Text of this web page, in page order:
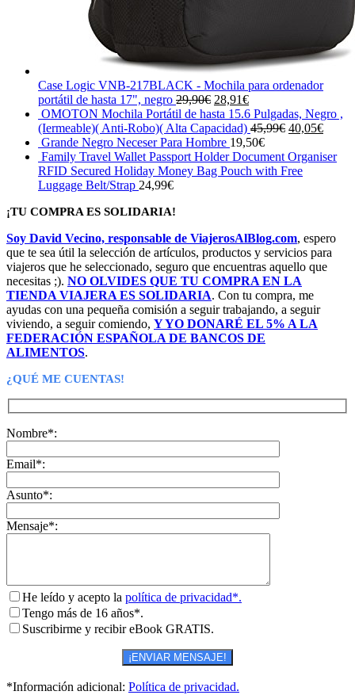
Case Logic VNB-217BLACK - Mochila para ordenador
portátil de hasta 17", negro 29,90€ El
precio
original
era:
29,90€.
28,91€El
precio
actual
es:
28,91€.
OMOTON Mochila Portátil de hasta 15.6 Pulgadas, Negro ,
(Iermeable)( Anti-Robo)( Alta Capacidad) 45,99€ El
original
era:
40,05€El
actual
Grande Negro Neceser Para Hombre 19,50€
Family Travel Wallet Passport Holder Document Organiser
RFID Secured Holiday Money Bag Pouch with Free
Luggage Belt/Strap 24,99€
¡TU COMPRA ES SOLIDARIA!
Soy David Vecino, responsable de ViajerosAlBlog.com, espero
que te sea útil la selección de artículos, productos y servicios para
viajeros que he seleccionado, seguro que encuentras aquello que
necesitas ;). NO OLVIDES QUE TU COMPRA EN LA
TIENDA VIAJERA ES SOLIDARIA. Con tu compra, me
ayudas con una pequeña comisión a seguir trabajando, a seguir
viviendo, a seguir comiendo, Y YO DONARÉ EL 5% A LA
FEDERACIÓN ESPAÑOLA DE BANCOS DE
ALIMENTOS.
¿QUÉ ME CUENTAS!
Nombre*:
Email*:
Asunto*:
Mensaje*:
He leído y acepto la política de privacidad*.
Tengo más de 16 años*.
Suscribirme y recibir eBook GRATIS.
*Información adicional: Política de privacidad.